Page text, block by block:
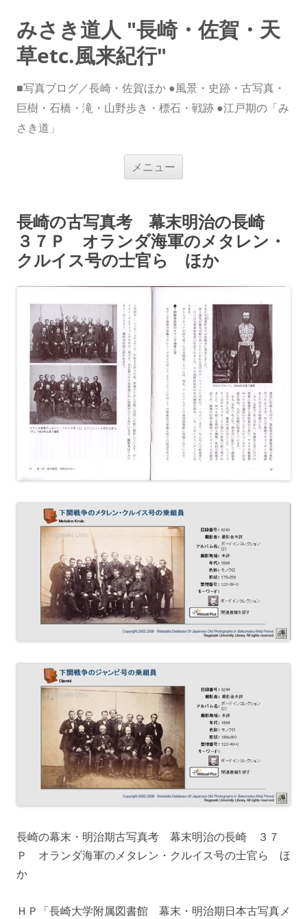
みさき道人 "長崎・佐賀・天
草etc.風来紀行"
■写真ブログ／長崎・佐賀ほか ●風景・史跡・古写真・
巨樹・石橋・滝・山野歩き・標石・戦跡 ●江戸期の「み
さき道」
メニュー
ス
キ
ッ
プ
長崎の古写真考 幕末明治の長崎
３７Ｐ オランダ海軍のメタレン・
クルイス号の士官ら ほか
長崎の幕末・明治期古写真考 幕末明治の長崎 ３７
Ｐ オランダ海軍のメタレン・クルイス号の士官ら ほ
か
ＨＰ「長崎大学附属図書館 幕末・明治期日本古写真メ